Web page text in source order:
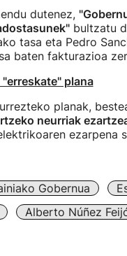
dutenez,
bultzatu
tasa eta Pedro
baten fakturazioa
plana
planak,
neurriak
Gobernua
Alberto Núñez